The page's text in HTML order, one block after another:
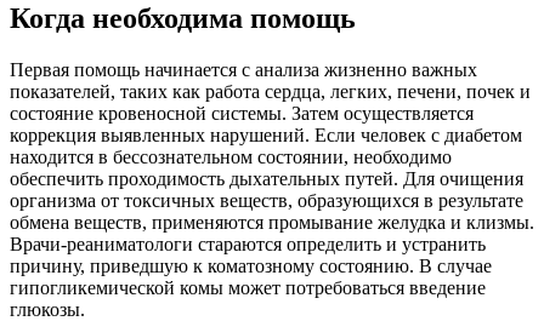
Когда необходима помощь
Первая помощь начинается с анализа жизненно важных
показателей, таких как работа сердца, легких, печени, почек и
состояние кровеносной системы. Затем осуществляется
коррекция выявленных нарушений. Если человек с диабетом
находится в бессознательном состоянии, необходимо
обеспечить проходимость дыхательных путей. Для очищения
организма от токсичных веществ, образующихся в результате
обмена веществ, применяются промывание желудка и клизмы.
Врачи-реаниматологи стараются определить и устранить
причину, приведшую к коматозному состоянию. В случае
гипогликемической комы может потребоваться введение
глюкозы.